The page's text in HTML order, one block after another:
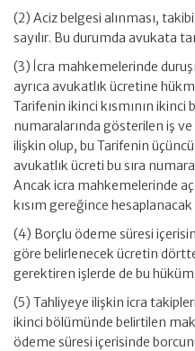
(2) Aciz belgesi alınması,
sayılır. Bu durumda avukata
(3) İcra mahkemelerinde
ayrıca avukatlık ücretine
Tarifenin ikinci kısmının ikinci
numaralarında gösterilen iş
ilişkin olup, bu Tarifenin
avukatlık ücreti bu sıra
Ancak icra mahkemelerinde
kısım gereğince
(4) Borçlu ödeme süresi
göre belirlenecek ücretin
gerektiren işlerde de bu hüküm
(5) Tahliyeye ilişkin icra
ikinci bölümünde belirtilen
ödeme süresi içerisinde